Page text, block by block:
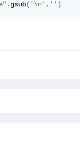
. gsub( '\n' , '' )